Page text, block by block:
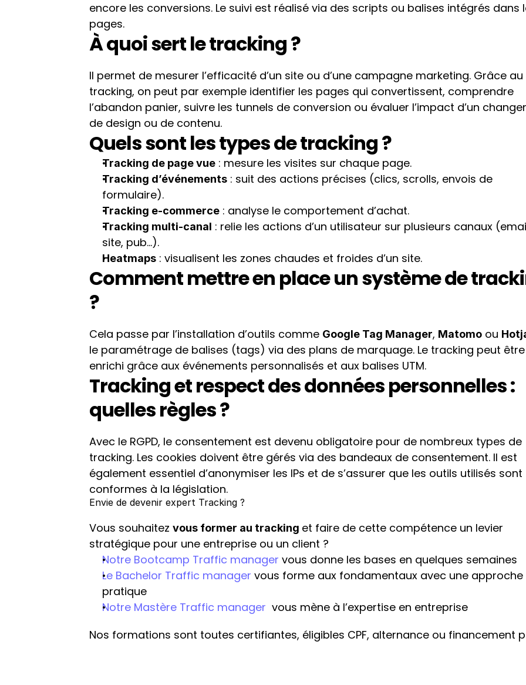
encore les conversions. Le suivi est réalisé via des scripts ou balises intégrés dans
pages.
À quoi sert le tracking ?
Il permet de mesurer l’efficacité d’un site ou d’une campagne marketing. Grâce au
tracking, on peut par exemple identifier les pages qui convertissent, comprendre
l’abandon panier, suivre les tunnels de conversion ou évaluer l’impact d’un
de design ou de contenu.
Quels sont les types de tracking ?
Tracking de page vue : mesure les visites sur chaque page.
Tracking d’événements : suit des actions précises (clics, scrolls, envois de
formulaire).
Tracking e-commerce : analyse le comportement d’achat.
Tracking multi-canal : relie les actions d’un utilisateur sur plusieurs canaux
site, pub…).
Heatmaps : visualisent les zones chaudes et froides d’un site.
Comment mettre en place un système de
?
Cela passe par l’installation d’outils comme Google Tag Manager, Matomo ou
le paramétrage de balises (tags) via des plans de marquage. Le tracking peut être
enrichi grâce aux événements personnalisés et aux balises UTM.
Tracking et respect des données personnelles :
quelles règles ?
Avec le RGPD, le consentement est devenu obligatoire pour de nombreux types de
tracking. Les cookies doivent être gérés via des bandeaux de consentement. Il est
également essentiel d’anonymiser les IPs et de s’assurer que les outils utilisés sont
conformes à la législation.
Envie de devenir expert Tracking ?
Vous souhaitez vous former au tracking et faire de cette compétence un levier
stratégique pour une entreprise ou un client ?
Notre Bootcamp Traffic manager vous donne les bases en quelques semaines
Le Bachelor Traffic manager vous forme aux fondamentaux avec une approche
pratique
Notre Mastère Traffic manager vous mène à l’expertise en entreprise
Nos formations sont toutes certifiantes, éligibles CPF, alternance ou financement